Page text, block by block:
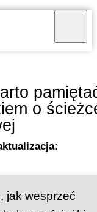
o
jak wesprzeć